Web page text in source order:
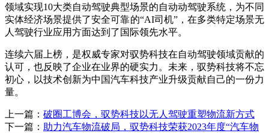
领域实现10大类自动驾驶典型场景的自动动驾驶系统，为不同
实体经济场景提供了安全可靠的“AI司机”，在多类特定场景无
人驾驶行业应用方面达到了国际领先水平。
连续六届上榜，是权威专家对驭势科技在自动驾驶领域贡献的
认可，也反映了企业在业界的硬实力。未来，驭势科技将不忘
初心，以技术创新为中国汽车科技产业升级贡献自己的一份力
量。
上一篇： 破圈工博会，驭势科技以无人驾驶重塑物流新方式
下一篇： 助力汽车物流破局，驭势科技荣获2023年度“汽车物